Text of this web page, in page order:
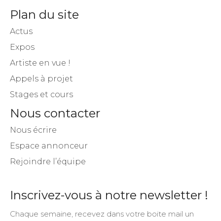
Plan du site
Actus
Expos
Artiste en vue !
Appels à projet
Stages et cours
Nous contacter
Nous écrire
Espace annonceur
Rejoindre l’équipe
Inscrivez-vous à notre newsletter !
Chaque semaine, recevez dans votre boite mail un